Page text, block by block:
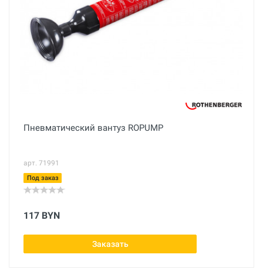
Пневматический вантуз ROPUMP
арт. 71991
Под заказ
117 BYN
Заказать